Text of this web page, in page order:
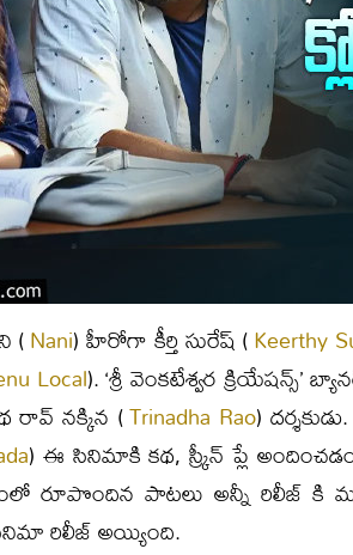
(Nani) హీరోగా కీర్తి సురేష్ (Keerthy
Local). ‘శ్రీ వెంకటేశ్వర క్రియేషన్స్’
రావ్ నక్కిన (Trinadha Rao)
) ఈ సినిమాకి కథ, స్క్రీన్ ప్లే
రూపొందిన పాటలు అన్నీ రిలీజ్ కి
రిలీజ్ అయ్యింది.